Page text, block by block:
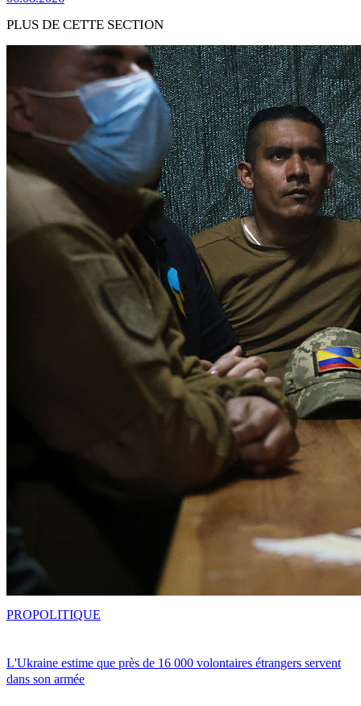
PLUS DE CETTE SECTION
L'Ukraine estime que près de 16 000 volontaires étrangers servent
dans son armée
PROPOLITIQUE